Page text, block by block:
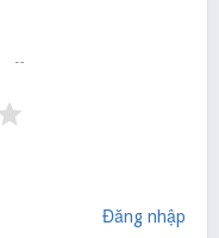
Đăng nhập